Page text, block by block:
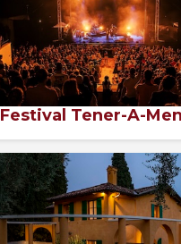
Festival Tener-A-